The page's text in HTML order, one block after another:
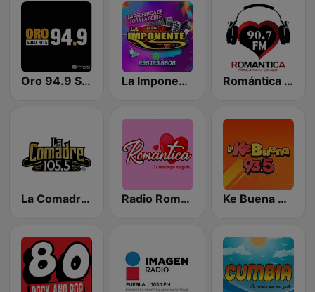
Oro 94.9 Solo Hits La Imponente Radio Romántica 90.7 FM
La Comadre 105.5 FM Radio Romántica México Ke Buena 93.5 FM